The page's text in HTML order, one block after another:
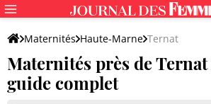
Maternités Haute-Marne Ternat
Maternités près de Ternat
guide complet